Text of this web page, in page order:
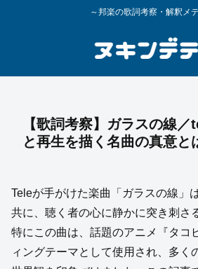
～邦楽の歌詞考察・解釈メ
【歌詞考察】ガラスの線
と再生を描く名曲の真意と
Teleが手がけた楽曲「ガラスの線」
共に、聴く者の心に静かに突き刺さ
特にこの曲は、話題のアニメ『タコ
ィングテーマとして使用され、多く